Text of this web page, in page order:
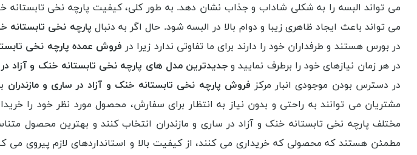
می تواند البسه را به شکلی شاداب و جذاب نشان دهد. به طور کلی، کیفیت پارچه نخی تابستانه
می تواند باعث ایجاد ظاهری زیبا و دوام بالا در البسه شود. حال اگر به دنبال پارچه نخی تابستانه
در بورس هستند و طرفداران خود را دارند برای ما تفاوتی ندارد زیرا در فروش عمده پارچه نخی
در هر زمان نیازهای خود را برطرف نمایید و جدیدترین مدل های پارچه نخی تابستانه خنک و آزاد در
در دسترس بودن موجودی انبار مرکز فروش پارچه نخی تابستانه خنک و آزاد در ساری و مازندران
مشتریان می توانند به راحتی و بدون نیاز به انتظار برای سفارش، محصول مورد نظر خود را
مختلف پارچه نخی تابستانه خنک و آزاد در ساری و مازندران انتخاب کنند و بهترین محصول
مطمئن هستند که محصولی که خریداری می کنند، از کیفیت بالا و استانداردهای لازم پیروی می